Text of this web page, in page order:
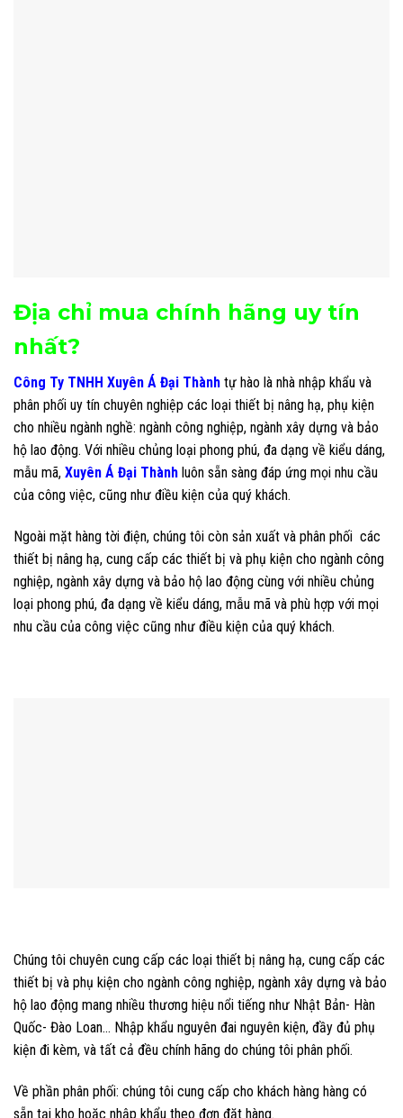
Địa chỉ mua chính hãng uy tín
nhất?
Công Ty TNHH Xuyên Á Đại Thành tự hào là nhà nhập khẩu và
phân phối uy tín chuyên nghiệp các loại thiết bị nâng hạ, phụ kiện
cho nhiều ngành nghề: ngành công nghiệp, ngành xây dựng và bảo
hộ lao động. Với nhiều chủng loại phong phú, đa dạng về kiểu dáng,
mẫu mã, Xuyên Á Đại Thành luôn sẵn sàng đáp ứng mọi nhu cầu
của công việc, cũng như điều kiện của quý khách.
Ngoài mặt hàng tời điện, chúng tôi còn sản xuất và phân phối các
thiết bị nâng hạ, cung cấp các thiết bị và phụ kiện cho ngành công
nghiệp, ngành xây dựng và bảo hộ lao động cùng với nhiều chủng
loại phong phú, đa dạng về kiểu dáng, mẫu mã và phù hợp với mọi
nhu cầu của công việc cũng như điều kiện của quý khách.
Chúng tôi chuyên cung cấp các loại thiết bị nâng hạ, cung cấp các
thiết bị và phụ kiện cho ngành công nghiệp, ngành xây dựng và bảo
hộ lao động mang nhiều thương hiệu nổi tiếng như Nhật Bản- Hàn
Quốc- Đào Loan… Nhập khẩu nguyên đai nguyên kiện, đầy đủ phụ
kiện đi kèm, và tất cả đều chính hãng do chúng tôi phân phối.
Về phần phân phối: chúng tôi cung cấp cho khách hàng hàng có
sẵn tại kho hoặc nhập khẩu theo đơn đặt hàng.